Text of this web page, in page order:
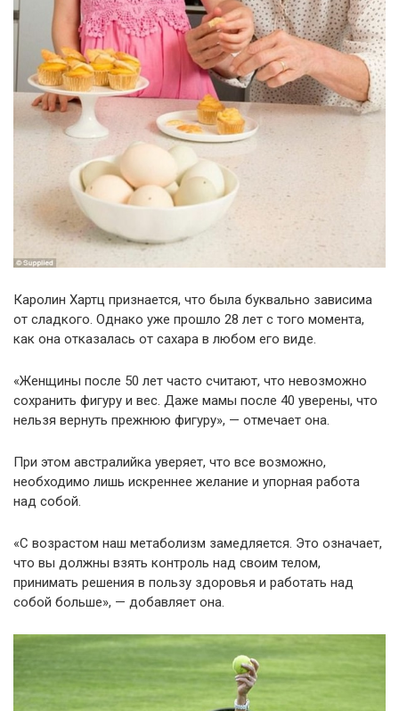
Каролин Хартц признается, что была буквально зависима
от сладкого. Однако уже прошло 28 лет с того момента,
как она отказалась от сахара в любом его виде.
«Женщины после 50 лет часто считают, что невозможно
сохранить фигуру и вес. Даже мамы после 40 уверены, что
нельзя вернуть прежнюю фигуру», — отмечает она.
При этом австралийка уверяет, что все возможно,
необходимо лишь искреннее желание и упорная работа
над собой.
«С возрастом наш метаболизм замедляется. Это означает,
что вы должны взять контроль над своим телом,
принимать решения в пользу здоровья и работать над
собой больше», — добавляет она.